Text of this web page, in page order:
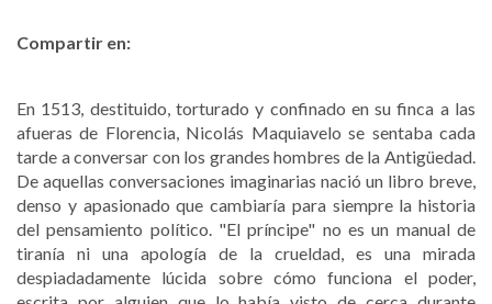
Compartir en:
En 1513, destituido, torturado y confinado en su finca a las
afueras de Florencia, Nicolás Maquiavelo se sentaba cada
tarde a conversar con los grandes hombres de la Antigüedad.
De aquellas conversaciones imaginarias nació un libro breve,
denso y apasionado que cambiaría para siempre la historia
del pensamiento político. "El príncipe" no es un manual de
tiranía ni una apología de la crueldad, es una mirada
despiadadamente lúcida sobre cómo funciona el poder,